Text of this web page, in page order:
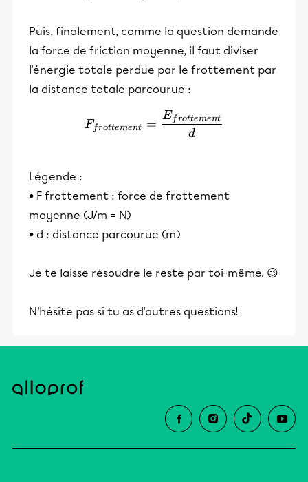
Puis, finalement, comme la question demande
la force de friction moyenne, il faut diviser
l'énergie totale perdue par le frottement par
la distance totale parcourue :
F_{frottement} =
F frottement =
d
Efrottement
Légende :
• F frottement : force de frottement
moyenne (J/m = N)
• d : distance parcourue (m)
Je te laisse résoudre le reste par toi-même. 😉
N'hésite pas si tu as d'autres questions!